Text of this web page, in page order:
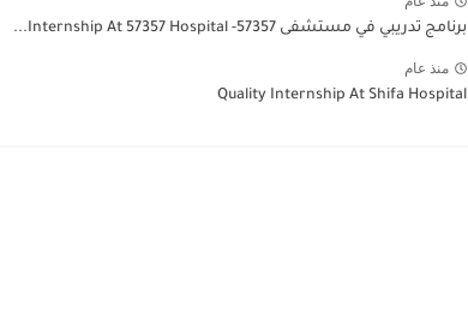
برنامج تدريبي في مستشفى 57357- Internship At 57357 Hospital...
منذ عام
Quality Internship At Shifa Hospital